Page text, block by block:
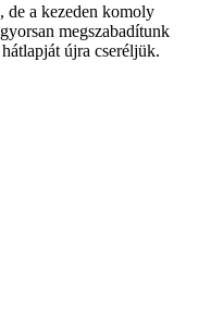
de a kezeden komoly
megszabadítunk
újra cseréljük.